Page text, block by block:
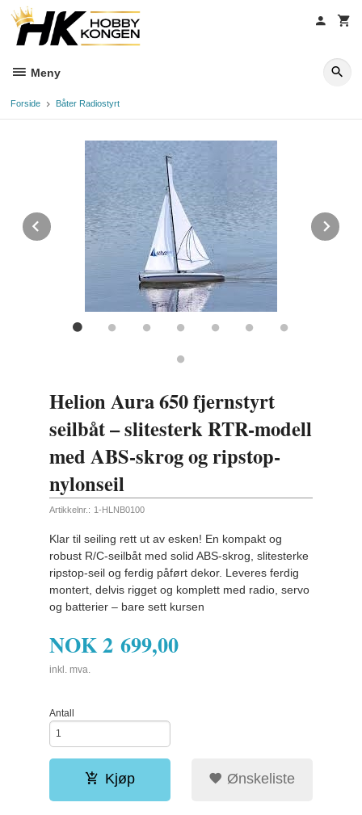
innholdet
Meny
Forside Båter Radiostyrt
Prev
Helion Aura 650 fjernstyrt
seilbåt – slitesterk RTR-modell
med ABS-skrog og ripstop-
nylonseil
Artikkelnr.: 1-HLNB0100
Klar til seiling rett ut av esken! En kompakt og
robust R/C-seilbåt med solid ABS-skrog, slitesterke
ripstop-seil og ferdig påført dekor. Leveres ferdig
montert, delvis rigget og komplett med radio, servo
og batterier – bare sett kursen
NOK2 699,00
inkl. mva.
Antall
Kjøp Ønskeliste